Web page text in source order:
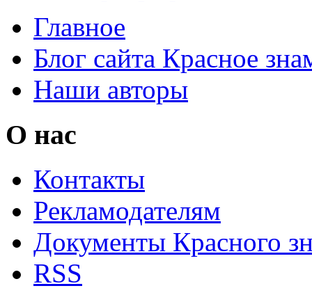
Главное
Блог сайта Красное
Наши авторы
О нас
Контакты
Рекламодателям
Документы Красного
RSS